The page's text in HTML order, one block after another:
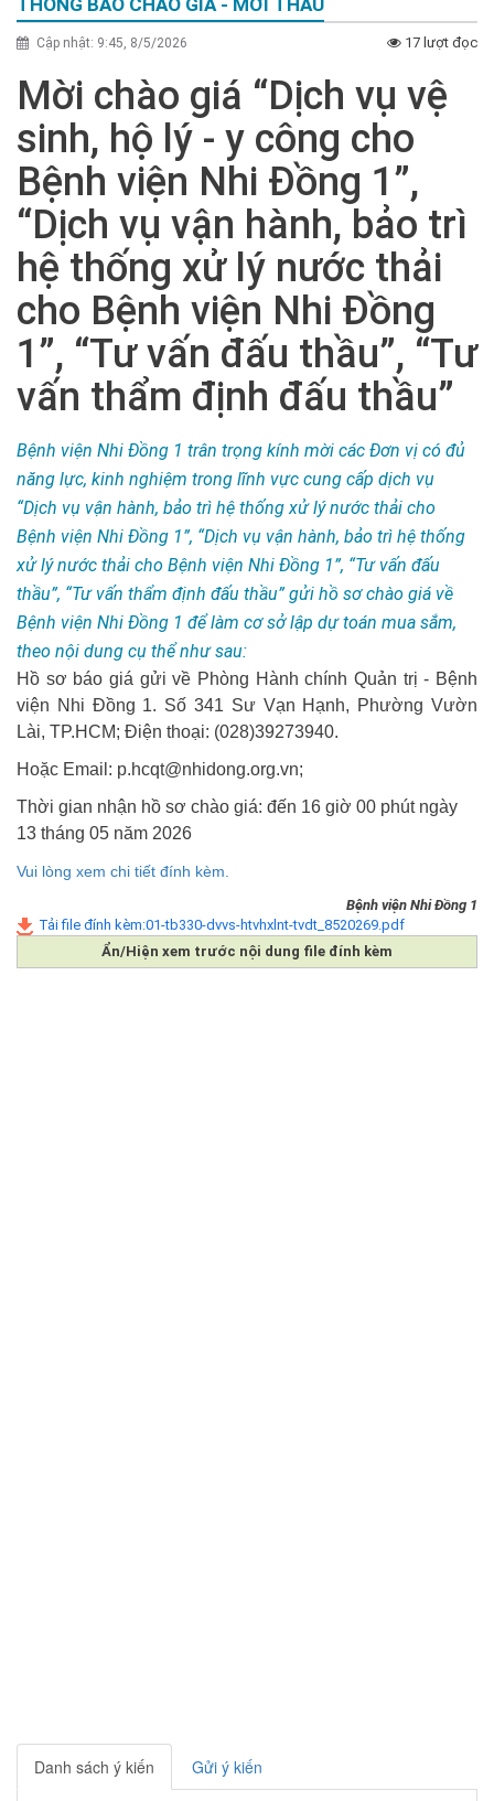
THÔNG BÁO CHÀO GIÁ - MỜI THẦU
Cập nhật: 9:45, 8/5/2026 17 lượt đọc
Mời chào giá “Dịch vụ vệ
sinh, hộ lý - y công cho
Bệnh viện Nhi Đồng 1”,
“Dịch vụ vận hành, bảo trì
hệ thống xử lý nước thải
cho Bệnh viện Nhi Đồng
1”, “Tư vấn đấu thầu”, “Tư
vấn thẩm định đấu thầu”
Bệnh viện Nhi Đồng 1 trân trọng kính mời các Đơn vị có đủ
năng lực, kinh nghiệm trong lĩnh vực cung cấp dịch vụ
“Dịch vụ vận hành, bảo trì hệ thống xử lý nước thải cho
Bệnh viện Nhi Đồng 1”, “Dịch vụ vận hành, bảo trì hệ thống
xử lý nước thải cho Bệnh viện Nhi Đồng 1”, “Tư vấn đấu
thầu”, “Tư vấn thẩm định đấu thầu” gửi hồ sơ chào giá về
Bệnh viện Nhi Đồng 1 để làm cơ sở lập dự toán mua sắm,
theo nội dung cụ thể như sau:
Hồ sơ báo giá gửi về Phòng Hành chính Quản trị - Bệnh
viện Nhi Đồng 1. Số 341 Sư Vạn Hạnh, Phường Vườn
Lài, TP.HCM; Điện thoại: (028)39273940.
Hoặc Email: p.hcqt@nhidong.org.vn;
Thời gian nhận hồ sơ chào giá: đến 16 giờ 00 phút ngày
13 tháng 05 năm 2026
Vui lòng xem chi tiết đính kèm.
Bệnh viện Nhi Đồng 1
Tải file đính kèm:01-tb330-dvvs-htvhxlnt-tvdt_8520269.pdf
Ẩn/Hiện xem trước nội dung file đính kèm